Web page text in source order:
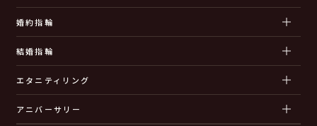
婚約指輪
結婚指輪
エタニティリング
アニバーサリー